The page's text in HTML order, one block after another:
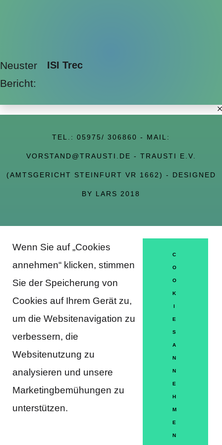
Neuster
Bericht:
ISI Trec
TEL.: 05975/ 306860 - MAIL:
VORSTAND@TRAUSTI.DE - TRAUSTI E.V.
(AMTSGERICHT STEINFURT VR 1662) - DESIGNED
BY LARS 2018
About Trausti e.V.
MITGLIEDSCHAFT
HÄUFIGE FRAGEN
KONTAKT
IMPRESSUM
Wenn Sie auf „Cookies
annehmen“ klicken, stimmen
Sie der Speicherung von
Cookies auf Ihrem Gerät zu,
um die Websitenavigation zu
verbessern, die
Websitenutzung zu
analysieren und unsere
Marketingbemühungen zu
unterstützen.
C
O
O
K
I
E
S
A
N
N
E
H
M
E
N